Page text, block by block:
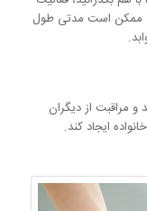
ممکن است مدتی طول
مراقبت از دیگران
ایجاد کند.